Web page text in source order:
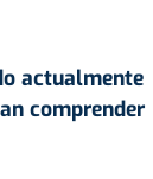
actualmente
comprender